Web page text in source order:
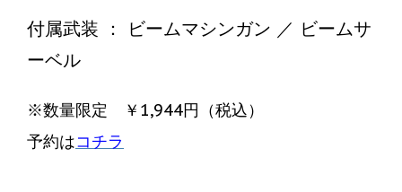
付属武装 ： ビームマシンガン ／ ビームサ
ーベル
※数量限定 ￥1,944円（税込）
予約はコチラ